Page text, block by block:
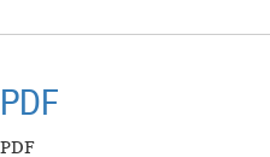
ESTERO
PDF
PDF